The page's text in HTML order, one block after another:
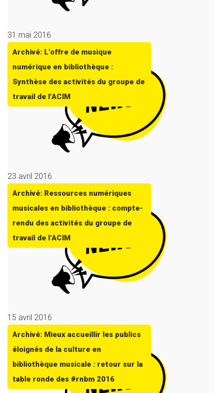
31 mai 2016
Archivé: L’offre de musique
numérique en bibliothèque :
Synthèse des activités du groupe de
travail de l’ACIM
23 avril 2016
Archivé: Ressources numériques
musicales en bibliothèque : compte-
rendu des activités du groupe de
travail de l’ACIM
15 avril 2016
Archivé: Mieux accueillir les publics
éloignés de la culture en
bibliothèque musicale : retour sur la
table ronde des #rnbm 2016